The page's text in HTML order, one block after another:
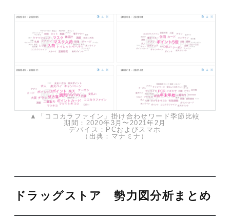
▲「ココカラファイン」掛け合わせワード季節比較
期間：2020年3月〜2021年2月
デバイス：PCおよびスマホ
（出典：マナミナ）
ドラッグストア 勢力図分析まとめ